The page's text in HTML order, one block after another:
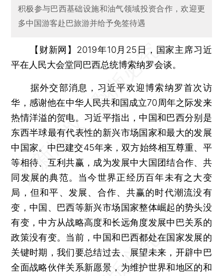
积极参与巴西基础设施和油气领域投资合作，欢迎更
多中国游客赴巴旅游并给予免签待遇
【财新网】 2019年10月25日，国家主席习近
平在人民大会堂同巴西总统博索纳罗会谈。
据外交部消息，习近平欢迎博索纳罗首次访
华，感谢他在中华人民共和国成立70周年之际发来
热情洋溢的贺电。习近平指出，中国和巴西分别是
东西半球最有代表性的新兴市场国家和最大的发展
中国家。中巴建交45年来，双方始终相互尊重、平
等相待、互利共赢，成为发展中大国团结合作、共
同发展的典范。当今世界正经历百年未有之大变
局，但和平、发展、合作、共赢的时代潮流没有
变，中国、巴西等新兴市场国家整体崛起的势头没
有变，中方从战略高度和长远角度发展中巴关系的
政策没有变。当前，中国和巴西都处在国家发展的
关键时期，我们要总结过去、展望未来，开辟中巴
全面战略伙伴关系新愿景，为维护世界和地区的和